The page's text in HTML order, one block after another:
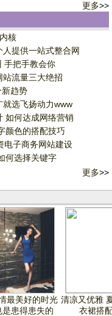
更多>>
核
提供一站式整合网
手把手教会你
流量三大绝招
趋势
就选飞扬动力www
如何达成网络营销
颜色的搭配技巧
电子商务网站建设
何选择关键字
更多>>
最美好的时光
是患得患失的
清凉又优雅
衣裙搭